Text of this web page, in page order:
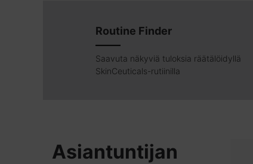
Routine Finder
Saavuta näkyviä tuloksia räätälöidyllä
SkinCeuticals-rutiinilla
Asiantuntijan